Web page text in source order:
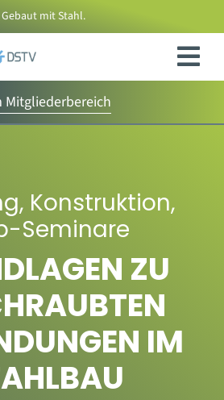
Gebaut mit Stahl.
Mitgliederbereich
, Konstruktion,
Seminare
ZU
IM